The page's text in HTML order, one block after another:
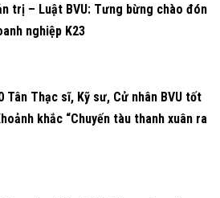
trị – Luật BVU: Tưng bừng chào đón
nghiệp K23
Tân Thạc sĩ, Kỹ sư, Cử nhân BVU tốt
khắc “Chuyến tàu thanh xuân ra